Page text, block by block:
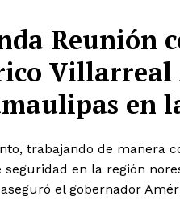
Reunión
Villarreal
en
trabajando de
en la región
el gobernador